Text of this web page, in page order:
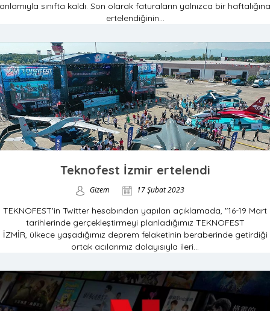
anlamıyla sınıfta kaldı. Son olarak faturaların yalnızca bir haftalığına
ertelendiğinin...
Teknofest İzmir ertelendi
Gizem 17 Şubat 2023
TEKNOFEST'in Twitter hesabından yapılan açıklamada, "16-19 Mart
tarihlerinde gerçekleştirmeyi planladığımız TEKNOFEST
İZMİR, ülkece yaşadığımız deprem felaketinin beraberinde getirdiği
ortak acılarımız dolayısıyla ileri...